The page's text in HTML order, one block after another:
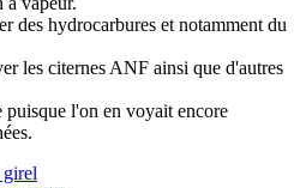
des hydrocarbures et notamment du
les citernes ANF ainsi que d'autres
puisque l'on en voyait encore